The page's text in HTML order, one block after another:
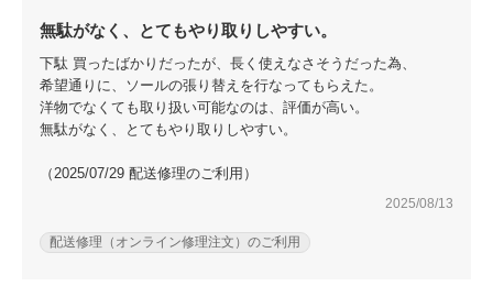
無駄がなく、とてもやり取りしやすい。
下駄 買ったばかりだったが、長く使えなさそうだった為、
希望通りに、ソールの張り替えを行なってもらえた。
洋物でなくても取り扱い可能なのは、評価が高い。
無駄がなく、とてもやり取りしやすい。
（2025/07/29 配送修理のご利用）
2025/08/13
配送修理（オンライン修理注文）のご利用